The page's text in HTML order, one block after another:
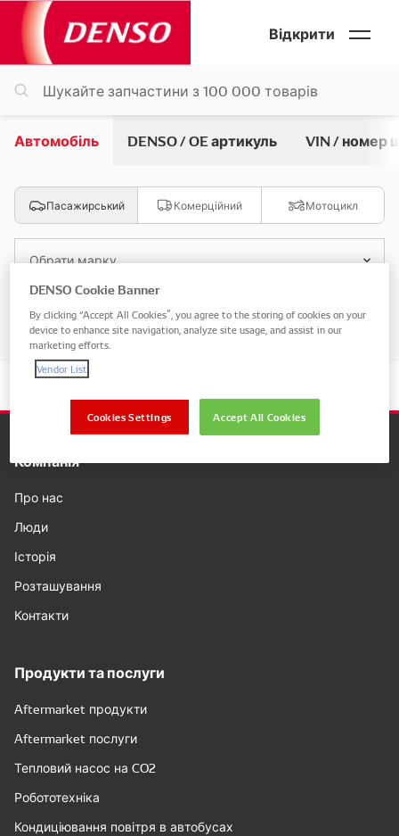
Відкрити
Автомобіль DENSO / OE артикуль VIN / номер
Пасажирський Комерційний Мотоцикл
Обрати марку
Обрати модель
Компанія
Про нас
Люди
Історія
Розташування
Контакти
Продукти та послуги
Aftermarket продукти
Aftermarket послуги
Тепловий насос на CO2
Робототехніка
Кондиціювання повітря в автобусах
DENSO Cookie Banner
By clicking “Accept All Cookies”, you agree to the storing of cookies on your
device to enhance site navigation, analyze site usage, and assist in our
marketing efforts.
Vendor List
Accept All Cookies
Cookies Settings